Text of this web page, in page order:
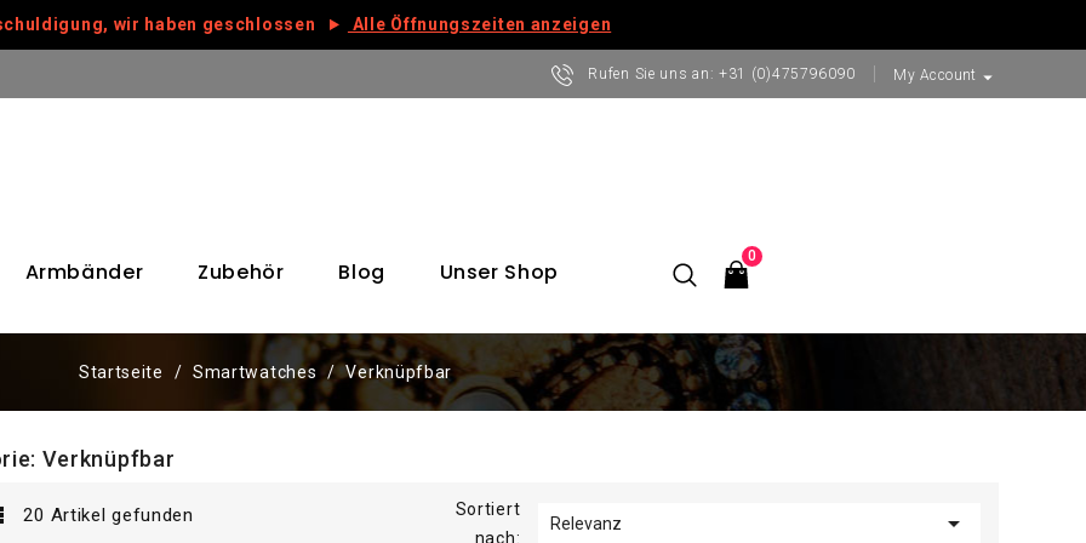
wir haben geschlossen Alle Öffnungszeiten anzeigen
Rufen Sie uns an: +31 (0)475796090 My Account arrow_drop_down
Armbänder Zubehör Blog Unser Shop
0
Startseite Smartwatches Verknüpfbar
Verknüpfbar
20 Artikel gefunden
Sortiert
nach:
Relevanz 